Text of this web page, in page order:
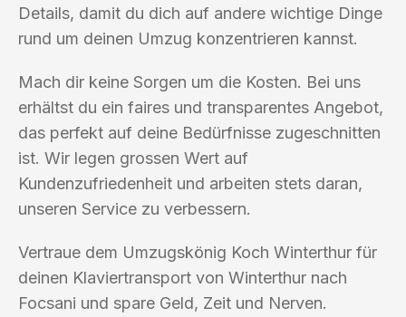
Details, damit du dich auf andere wichtige Dinge
rund um deinen Umzug konzentrieren kannst.
Mach dir keine Sorgen um die Kosten. Bei uns
erhältst du ein faires und transparentes Angebot,
das perfekt auf deine Bedürfnisse zugeschnitten
ist. Wir legen grossen Wert auf
Kundenzufriedenheit und arbeiten stets daran,
unseren Service zu verbessern.
Vertraue dem Umzugskönig Koch Winterthur für
deinen Klaviertransport von Winterthur nach
Focsani und spare Geld, Zeit und Nerven.